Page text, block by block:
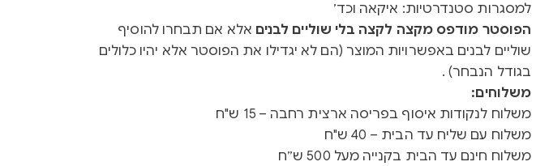
למסגרות סטנדרטיות: איקאה וכד׳
הפוסטר מודפס מקצה לקצה בלי שוליים לבנים אלא אם תבחרו להוסיף
שוליים לבנים באפשרויות המוצר (הם לא יגדילו את הפוסטר אלא יהיו כלולים
בגודל הנבחר) .
משלוחים:
משלוח לנקודות איסוף בפריסה ארצית רחבה – 15 ש"ח
משלוח עם שליח עד הבית – 40 ש"ח
משלוח חינם עד הבית בקנייה מעל 500 ש״ח